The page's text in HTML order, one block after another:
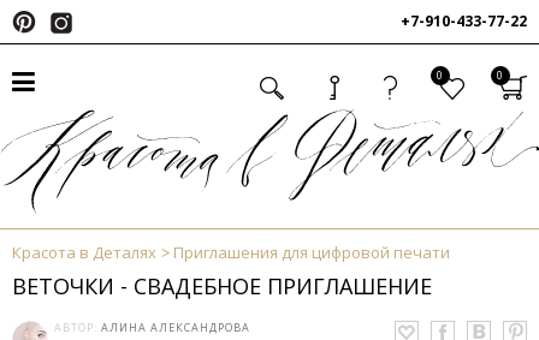
+7-910-433-77-22
0 0
Красота в Деталях Приглашения для цифровой печати
ВЕТОЧКИ - СВАДЕБНОЕ ПРИГЛАШЕНИЕ
АВТОР: АЛИНА АЛЕКСАНДРОВА